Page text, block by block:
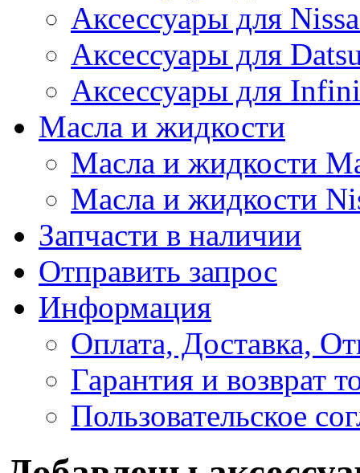
Аксессуары для
Аксессуары для
Аксессуары для
Масла и жидкости
Масла и жидкости
Масла и жидкости
Запчасти в наличии
Отправить запрос
Информация
Оплата, Доставка,
Гарантия и возврат
Пользовательское